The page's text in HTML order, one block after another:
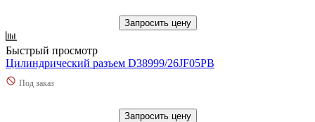
Запросить цену
Быстрый просмотр
Цилиндрический разъем D38999/26JF05PB
Под заказ
Запросить цену